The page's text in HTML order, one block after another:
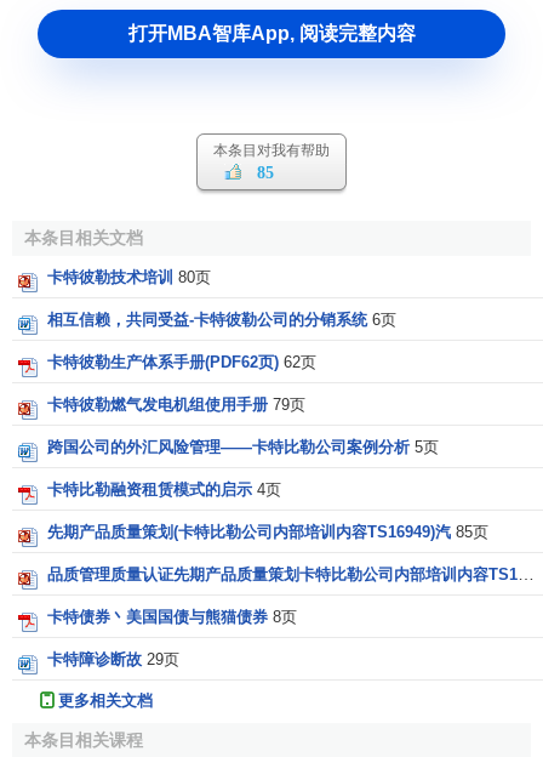
Caterpillar公司治理
公司治理实践的可靠信息来源。董事会利用这些实践来确保
我们所做的一切都维护了卡特彼勒的卓越声望。作为行业领
我们有着不可推卸的责任，并且我们将自身视为公司治理实
践的领导者。
Caterpillar雄厚的金融实力
卡特彼勒有稳健雄厚的金融实力 — 能够为适应客户未来
需要的产品开发计划提供充足资金，为
额的自由现金净流量，因此能够抓住具有战略意义的发展机
遇适时地进行投资。
Caterpillar社会责任
卡特彼勒在全球的卓著声誉是我们作为一家公司引以为
荣的地方。面对亚洲海啸灾难，卡特彼勒和其
机器、资金和救援物资以帮助当地减缓灾情，重建家园。卡
特彼勒也非常荣幸能成为大自然保护协会的大河合作项目的
主要捐助企业。卡特彼勒再次被列入道·琼斯可持续发展指
数。
打开MBA智库App, 阅读完整内容
本条目对我有帮助
85
本条目相关文档
卡特彼勒技术培训 80页
相互信赖，共同受益-卡特彼勒公司的分销系统 6页
卡特彼勒生产体系手册(PDF62页) 62页
卡特彼勒燃气发电机组使用手册 79页
跨国公司的外汇风险管理——卡特比勒公司案例分析 5页
卡特比勒融资租赁模式的启示 4页
先期产品质量策划(卡特比勒公司内部培训内容TS16949)汽 85页
品质管理质量认证先期产品质量策划卡特比勒公司内部培训内容TS16949汽
卡特债券丶美国国债与熊猫债券 8页
卡特障诊断故 29页
更多相关文档
本条目相关课程